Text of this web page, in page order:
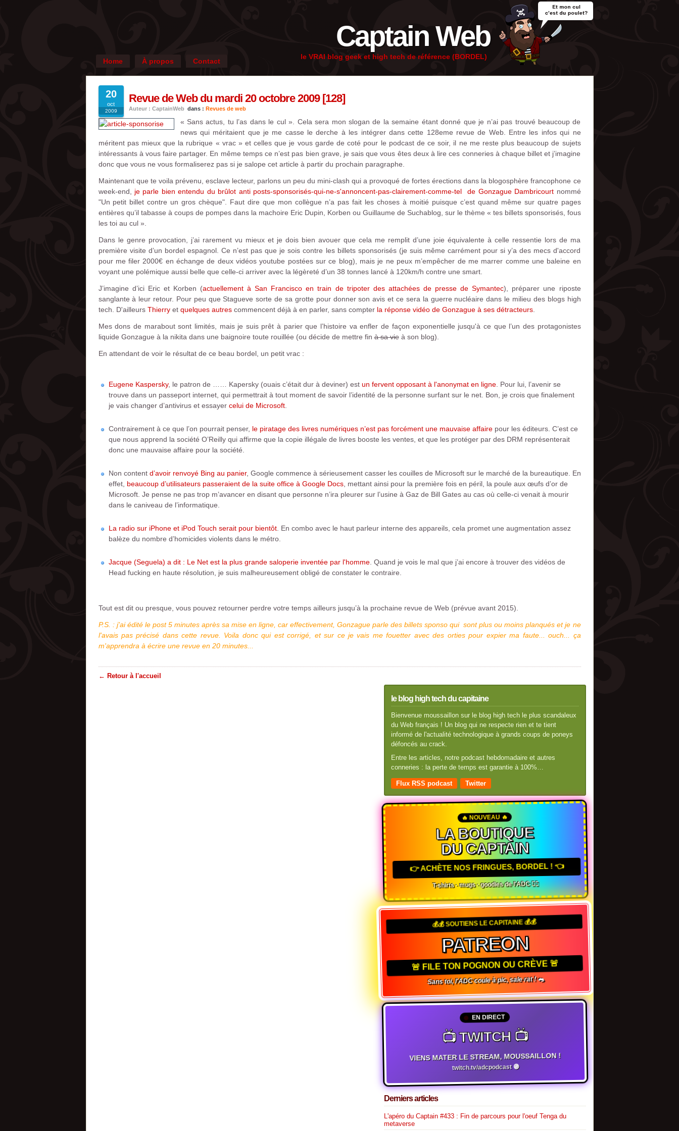
Captain Web
le VRAI blog geek et high tech de référence (BORDEL)
Home À propos Contact
20
oct
2009
Revue de Web du mardi 20 octobre 2009 [128]
Auteur : CaptainWeb dans : Revues de web
« Sans actus, tu l’as dans le cul ». Cela sera mon slogan de la semaine étant donné que je n’ai pas trouvé beaucoup de
news qui méritaient que je me casse le derche à les intégrer dans cette 128eme revue de Web. Entre les infos qui ne
méritent pas mieux que la rubrique « vrac » et celles que je vous garde de coté pour le podcast de ce soir, il ne me reste plus beaucoup de sujets
intéressants à vous faire partager. En même temps ce n’est pas bien grave, je sais que vous êtes deux à lire ces conneries à chaque billet et j’imagine
donc que vous ne vous formaliserez pas si je salope cet article à partir du prochain paragraphe.
Maintenant que te voila prévenu, esclave lecteur, parlons un peu du mini-clash qui a provoqué de fortes érections dans la blogosphère francophone ce
week-end,
je parle bien entendu du brûlot anti posts-sponsorisés-qui-ne-s'annoncent-pas-clairement-comme-tel de Gonzague Dambricourt nommé
"Un petit billet contre un gros chèque". Faut dire que mon collègue n’a pas fait les choses à moitié puisque c’est quand même sur quatre pages
entières qu’il tabasse à coups de pompes dans la machoire Eric Dupin, Korben ou Guillaume de Suchablog, sur le thème « tes billets sponsorisés, fous
les toi au cul ».
Dans le genre provocation, j’ai rarement vu mieux et je dois bien avouer que cela me remplit d’une joie équivalente à celle ressentie lors de ma
première visite d’un bordel espagnol. Ce n’est pas que je sois contre les billets sponsorisés (je suis même carrément pour si y’a des mecs d'accord
pour me filer 2000€ en échange de deux vidéos youtube postées sur ce blog), mais je ne peux m’empêcher de me marrer comme une baleine en
voyant une polémique aussi belle que celle-ci arriver avec la légèreté d’un 38 tonnes lancé à 120km/h contre une smart.
J’imagine d’ici Eric et Korben (actuellement à San Francisco en train de tripoter des attachées de presse de Symantec), préparer une riposte
sanglante à leur retour. Pour peu que Stagueve sorte de sa grotte pour donner son avis et ce sera la guerre nucléaire dans le milieu des blogs high
tech. D'ailleurs Thierryet quelques autrescommencent déjà à en parler, sans compter la réponse vidéo de Gonzague à ses détracteurs.
Mes dons de marabout sont limités, mais je suis prêt à parier que l’histoire va enfler de façon exponentielle jusqu'à ce que l’un des protagonistes
liquide Gonzague à la nikita dans une baignoire toute rouillée (ou décide de mettre finà sa vieà son blog).
En attendant de voir le résultat de ce beau bordel, un petit vrac :
Eugene Kaspersky, le patron de …… Kapersky (ouais c’était dur à deviner) est un fervent opposant à l'anonymat en ligne. Pour lui, l’avenir se
trouve dans un passeport internet, qui permettrait à tout moment de savoir l’identité de la personne surfant sur le net. Bon, je crois que finalement
je vais changer d’antivirus et essayer celui de Microsoft.
Contrairement à ce que l’on pourrait penser, le piratage des livres numériques n’est pas forcément une mauvaise affairepour les éditeurs. C’est ce
que nous apprend la société O’Reilly qui affirme que la copie illégale de livres booste les ventes, et que les protéger par des DRM représenterait
donc une mauvaise affaire pour la société.
Non content d’avoir renvoyé Bing au panier, Google commence à sérieusement casser les couilles de Microsoft sur le marché de la bureautique. En
effet, beaucoup d’utilisateurs passeraient de la suite office à Google Docs, mettant ainsi pour la première fois en péril, la poule aux œufs d’or de
Microsoft. Je pense ne pas trop m’avancer en disant que personne n’ira pleurer sur l’usine à Gaz de Bill Gates au cas où celle-ci venait à mourir
dans le caniveau de l’informatique.
La radio sur iPhone et iPod Touch serait pour bientôt. En combo avec le haut parleur interne des appareils, cela promet une augmentation assez
balèze du nombre d’homicides violents dans le métro.
Jacque (Seguela) a dit : Le Net est la plus grande saloperie inventée par l'homme. Quand je vois le mal que j’ai encore à trouver des vidéos de
Head fucking en haute résolution, je suis malheureusement obligé de constater le contraire.
Tout est dit ou presque, vous pouvez retourner perdre votre temps ailleurs jusqu’à la prochaine revue de Web (prévue avant 2015).
P.S. : j'ai édité le post 5 minutes après sa mise en ligne, car effectivement, Gonzague parle des billets sponso qui sont plus ou moins planqués et je ne
l'avais pas précisé dans cette revue. Voila donc qui est corrigé, et sur ce je vais me fouetter avec des orties pour expier ma faute... ouch... ça
m'apprendra à écrire une revue en 20 minutes...
← Retour à l'accueil
le blog high tech du capitaine
Bienvenue moussaillon sur le blog high tech le plus scandaleux
du Web français ! Un blog qui ne respecte rien et te tient
informé de l'actualité technologique à grands coups de poneys
défoncés au crack.
Entre les articles, notre podcast hebdomadaire et autres
conneries : la perte de temps est garantie à 100%…
Flux RSS podcast Twitter
🔥 NOUVEAU 🔥
LA BOUTIQUE
DU CAPTAIN
👉 ACHÈTE NOS FRINGUES, BORDEL ! 👈
T-shirts · mugs · goodies de l'ADC 🏴‍☠️
💰💰 SOUTIENS LE CAPITAINE 💰💰
PATREON
🚨 FILE TON POGNON OU CRÈVE 🚨
Sans toi, l'ADC coule à pic, sale rat ! 🐀
EN DIRECT
📺 TWITCH 📺
VIENS MATER LE STREAM, MOUSSAILLON !
twitch.tv/adcpodcast 🟣
Derniers articles
L'apéro du Captain #433 : Fin de parcours pour l'oeuf Tenga du
metaverse